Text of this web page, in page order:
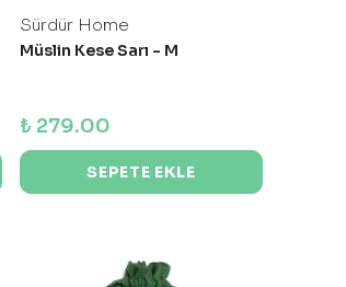
Sürdür Home
Müslin Kese Sarı - M
₺ 279.00
SEPETE EKLE